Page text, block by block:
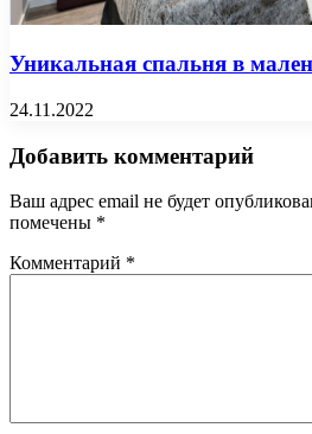
Уникальная спальня в
24.11.2022
Добавить комментарий
Ваш адрес email не будет
помечены *
Комментарий *